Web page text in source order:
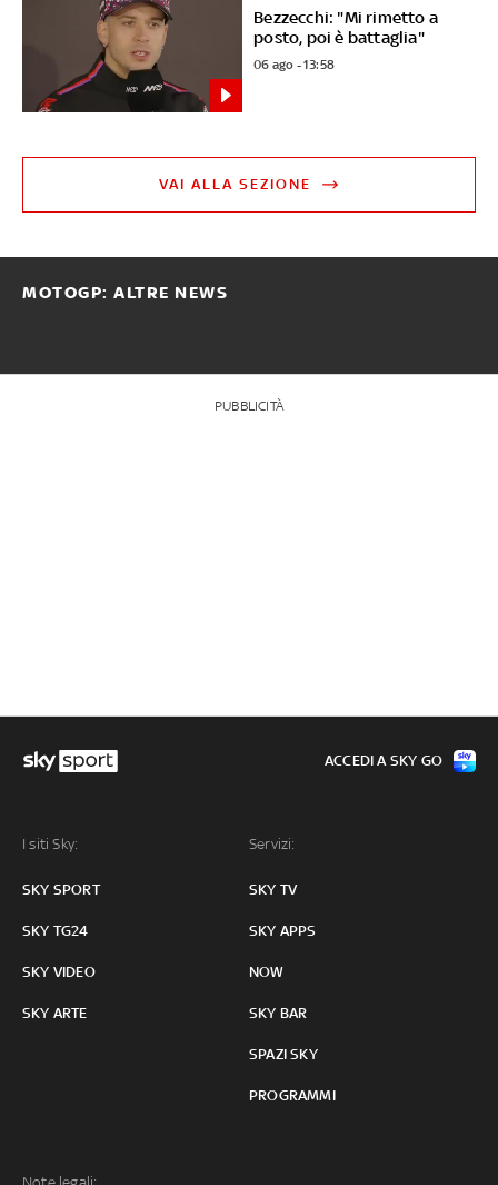
Bezzecchi: "Mi rimetto a
posto, poi è battaglia"
06 ago - 13:58
VAI ALLA SEZIONE
MOTOGP: ALTRE NEWS
PUBBLICITÀ
I siti Sky:
SKY SPORT
SKY TG24
SKY VIDEO
SKY ARTE
Servizi:
SKY TV
SKY APPS
NOW
SKY BAR
SPAZI SKY
PROGRAMMI
ACCEDI A SKY GO